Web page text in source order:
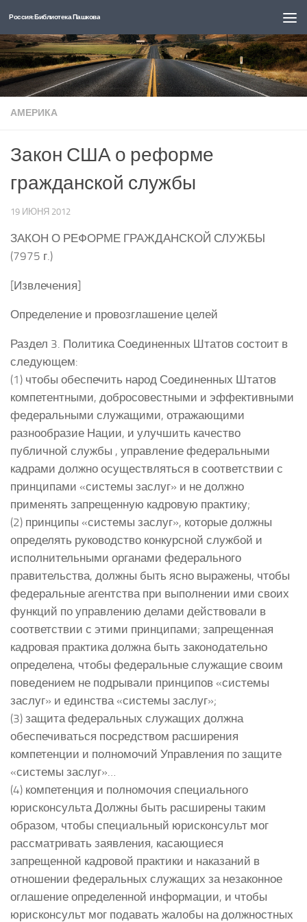
Перейти к содержимому
Россия: Библиотека Пашкова
АМЕРИКА
Закон США о реформе
гражданской службы
19 ИЮНЯ 2012
ЗАКОН О РЕФОРМЕ ГРАЖДАНСКОЙ СЛУЖБЫ
(7975 г.)
[Извлечения]
Определение и провозглашение целей
Раздел 3. Политика Соединенных Штатов состоит в
следующем:
(1) чтобы обеспечить народ Соединенных Штатов
компетентными, добросовестными и эффективными
федеральными служащими, отражающими
разнообразие Нации, и улучшить качество
публичной службы , управление федеральными
кадрами должно осуществляться в соответствии с
принципами «системы заслуг» и не должно
применять запрещенную кадровую практику;
(2) принципы «системы заслуг», которые должны
определять руководство конкурсной службой и
исполнительными органами федерального
правительства, должны быть ясно выражены, чтобы
федеральные агентства при выполнении ими своих
функций по управлению делами действовали в
соответствии с этими принципами; запрещенная
кадровая практика должна быть законодательно
определена, чтобы федеральные служащие своим
поведением не подрывали принципов «системы
заслуг» и единства «системы заслуг»;
(3) защита федеральных служащих должна
обеспечиваться посредством расширения
компетенции и полномочий Управления по защите
«системы заслуг»…
(4) компетенция и полномочия специального
юрисконсульта Должны быть расширены таким
образом, чтобы специальный юрисконсульт мог
рассматривать заявления, касающиеся
запрещенной кадровой практики и наказаний в
отношении федеральных служащих за незаконное
оглашение определенной информации, и чтобы
юрисконсульт мог подавать жалобы на должностных